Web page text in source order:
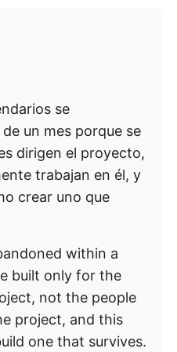
se
un mes porque se
dirigen el proyecto,
trabajan en él, y
crear uno que
within a
built only for the
not the people
project, and this
one that survives.